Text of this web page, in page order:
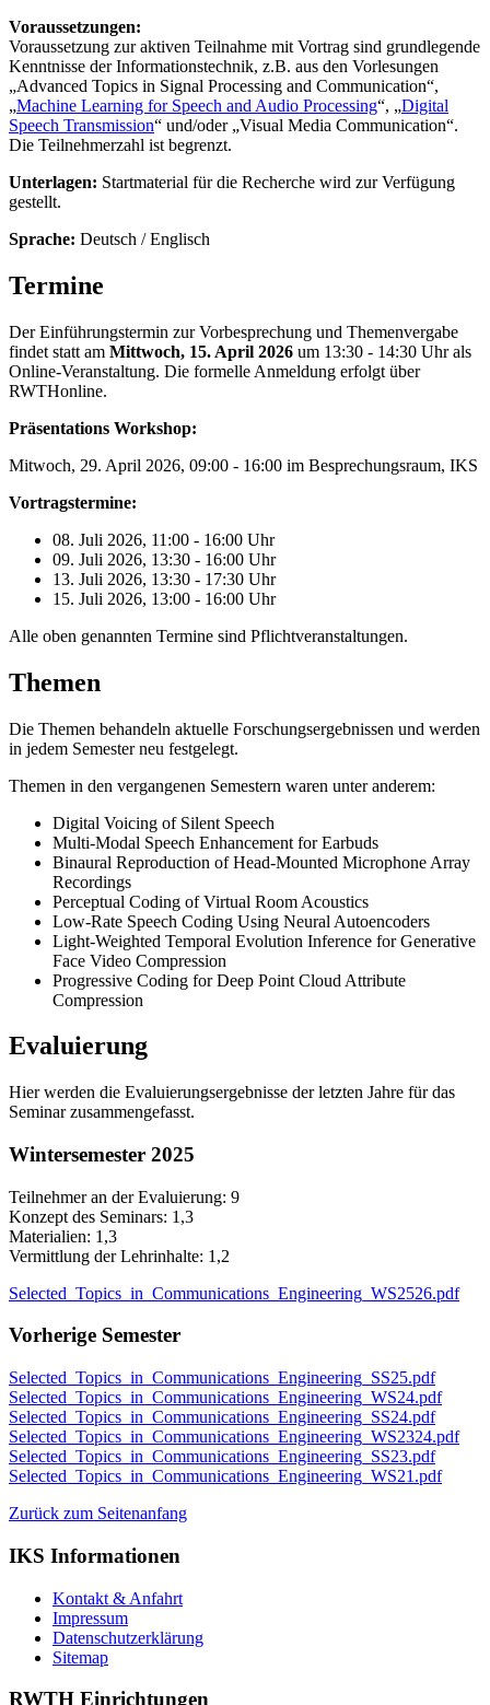
Voraussetzungen:
Voraussetzung zur aktiven Teilnahme mit Vortrag sind grundlegende
Kenntnisse der Informationstechnik, z.B. aus den Vorlesungen
„Advanced Topics in Signal Processing and Communication“,
„Machine Learning for Speech and Audio Processing“, „Digital
Speech Transmission“ und/oder „Visual Media Communication“.
Die Teilnehmerzahl ist begrenzt.
Unterlagen: Startmaterial für die Recherche wird zur Verfügung
gestellt.
Sprache: Deutsch / Englisch
Termine
Der Einführungstermin zur Vorbesprechung und Themenvergabe
findet statt am Mittwoch, 15. April 2026 um 13:30 - 14:30 Uhr als
Online-Veranstaltung. Die formelle Anmeldung erfolgt über
RWTHonline.
Präsentations Workshop:
Mitwoch, 29. April 2026, 09:00 - 16:00 im Besprechungsraum, IKS
Vortragstermine:
08. Juli 2026, 11:00 - 16:00 Uhr
09. Juli 2026, 13:30 - 16:00 Uhr
13. Juli 2026, 13:30 - 17:30 Uhr
15. Juli 2026, 13:00 - 16:00 Uhr
Alle oben genannten Termine sind Pflichtveranstaltungen.
Themen
Die Themen behandeln aktuelle Forschungsergebnissen und werden
in jedem Semester neu festgelegt.
Themen in den vergangenen Semestern waren unter anderem:
Digital Voicing of Silent Speech
Multi-Modal Speech Enhancement for Earbuds
Binaural Reproduction of Head-Mounted Microphone Array
Recordings
Perceptual Coding of Virtual Room Acoustics
Low-Rate Speech Coding Using Neural Autoencoders
Light-Weighted Temporal Evolution Inference for Generative
Face Video Compression
Progressive Coding for Deep Point Cloud Attribute
Compression
Evaluierung
Hier werden die Evaluierungsergebnisse der letzten Jahre für das
Seminar zusammengefasst.
Wintersemester 2025
Teilnehmer an der Evaluierung: 9
Konzept des Seminars: 1,3
Materialien: 1,3
Vermittlung der Lehrinhalte: 1,2
Selected_Topics_in_Communications_Engineering_WS2526.pdf
Vorherige Semester
Selected_Topics_in_Communications_Engineering_SS25.pdf
Selected_Topics_in_Communications_Engineering_WS24.pdf
Selected_Topics_in_Communications_Engineering_SS24.pdf
Selected_Topics_in_Communications_Engineering_WS2324.pdf
Selected_Topics_in_Communications_Engineering_SS23.pdf
Selected_Topics_in_Communications_Engineering_WS21.pdf
Zurück zum Seitenanfang
IKS Informationen
Kontakt & Anfahrt
Impressum
Datenschutzerklärung
Sitemap
RWTH Einrichtungen